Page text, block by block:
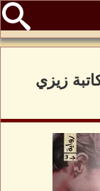
زيزي